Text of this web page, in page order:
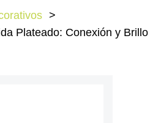
Plateado: Conexión y Brillo